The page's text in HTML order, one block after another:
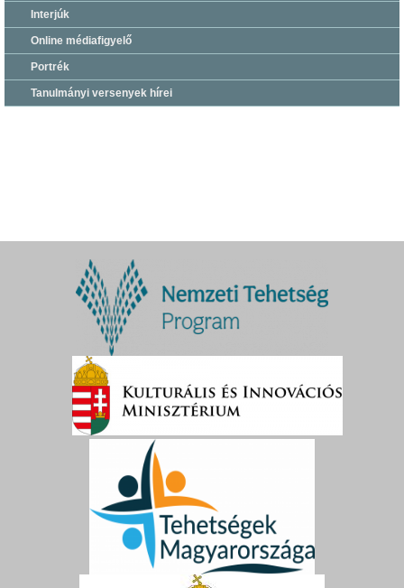
Interjúk
Online médiafigyelő
Portrék
Tanulmányi versenyek hírei